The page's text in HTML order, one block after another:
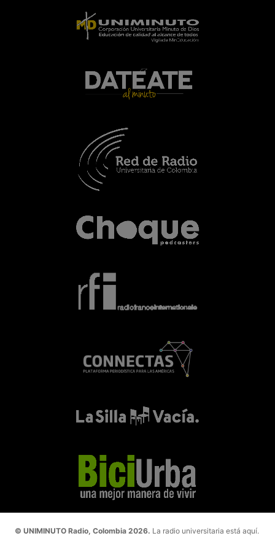
© UNIMINUTO Radio, Colombia 2026. La radio universitaria está aquí.